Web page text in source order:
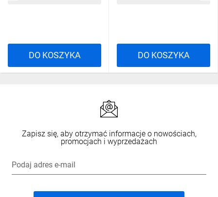
DO KOSZYKA DO KOSZYKA
Zapisz się, aby otrzymać informacje o nowościach,
promocjach i wyprzedażach
Podaj adres e-mail